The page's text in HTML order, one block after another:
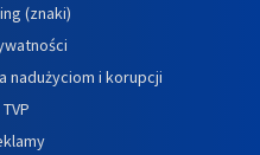
(znaki)
nadużyciom i korupcji